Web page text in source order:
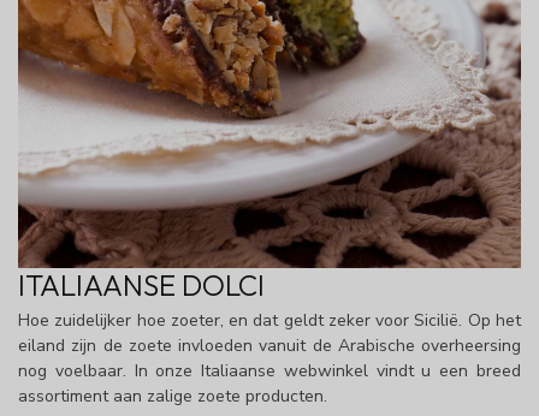
ITALIAANSE DOLCI
Hoe zuidelijker hoe zoeter, en dat geldt zeker voor Sicilië. Op het
eiland zijn de zoete invloeden vanuit de Arabische overheersing
nog voelbaar. In onze Italiaanse webwinkel vindt u een breed
assortiment aan zalige zoete producten.